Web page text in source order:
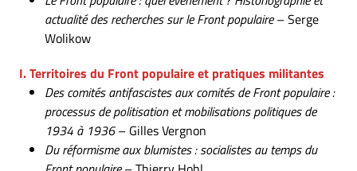
actualité des recherches sur le Front populaire– Serge
Wolikow
I. Territoires du Front populaire et pratiques militantes
Des comités antifascistes aux comités de Front populaire :
processus de politisation et mobilisations politiques de
1934 à 1936– Gilles Vergnon
Du réformisme aux blumistes : socialistes au temps du